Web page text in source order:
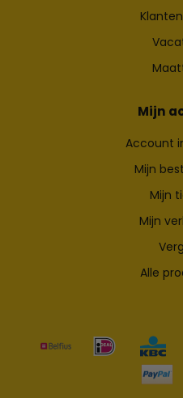
Mijn
Account
Mijn
Mijn
Mijn
Alle